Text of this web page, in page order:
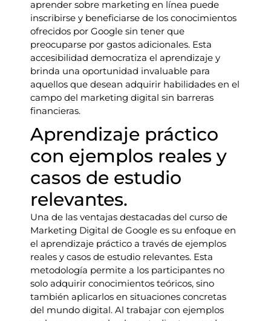
aprender sobre marketing en línea puede
inscribirse y beneficiarse de los conocimientos
ofrecidos por Google sin tener que
preocuparse por gastos adicionales. Esta
accesibilidad democratiza el aprendizaje y
brinda una oportunidad invaluable para
aquellos que desean adquirir habilidades en el
campo del marketing digital sin barreras
financieras.
Aprendizaje práctico
con ejemplos reales y
casos de estudio
relevantes.
Una de las ventajas destacadas del curso de
Marketing Digital de Google es su enfoque en
el aprendizaje práctico a través de ejemplos
reales y casos de estudio relevantes. Esta
metodología permite a los participantes no
solo adquirir conocimientos teóricos, sino
también aplicarlos en situaciones concretas
del mundo digital. Al trabajar con ejemplos